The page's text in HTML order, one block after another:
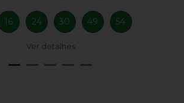
16 24 30 49 54
Ver detalhes